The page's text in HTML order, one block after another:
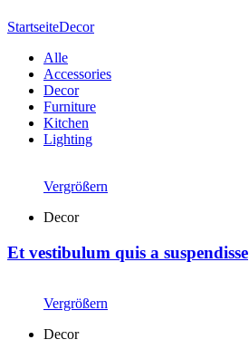
StartseiteDecor
Alle
Accessories
Decor
Furniture
Kitchen
Lighting
Vergrößern
Decor
Et vestibulum quis a suspendisse
Vergrößern
Decor